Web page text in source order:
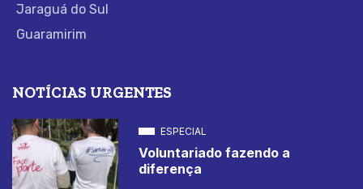
Jaraguá do Sul
Guaramirim
NOTÍCIAS URGENTES
ESPECIAL
Voluntariado fazendo a
diferença